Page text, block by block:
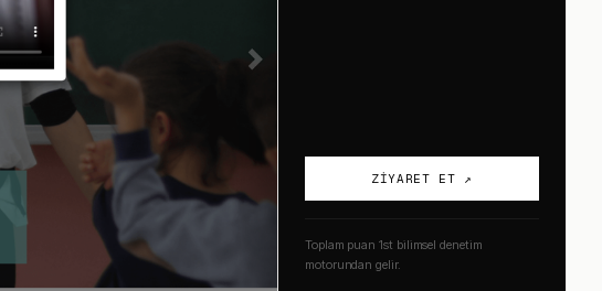
ZIYARET ET ↗
Toplam puan 1st bilimsel denetim
motorundan gelir.